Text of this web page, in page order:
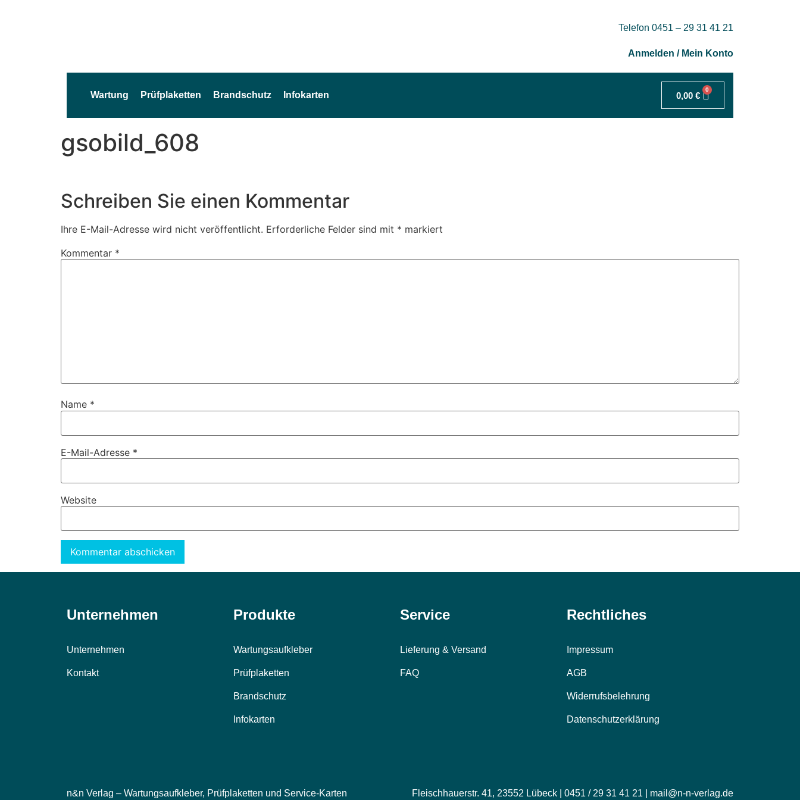
Telefon 0451 – 29 31 41 21
Anmelden / Mein Konto
Wartung Prüfplaketten Brandschutz Infokarten 0,00 €
0
gsobild_608
Schreiben Sie einen Kommentar
Ihre E-Mail-Adresse wird nicht veröffentlicht. Erforderliche Felder sind mit * markiert
Kommentar *
Name *
E-Mail-Adresse *
Website
Unternehmen
Unternehmen
Kontakt
Produkte
Wartungsaufkleber
Prüfplaketten
Brandschutz
Infokarten
Service
Lieferung & Versand
FAQ
Rechtliches
Impressum
AGB
Widerrufsbelehrung
Datenschutzerklärung
n&n Verlag – Wartungsaufkleber, Prüfplaketten und Service-Karten Fleischhauerstr. 41, 23552 Lübeck | 0451 / 29 31 41 21 | mail@n-n-verlag.de